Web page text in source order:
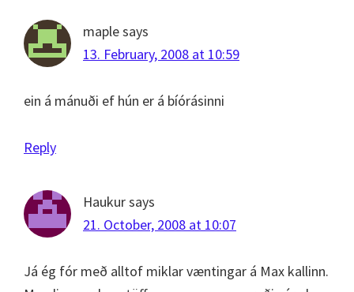
maplesays
13. February, 2008 at 10:59
ein á mánuði ef hún er á bíórásinni
Reply
Haukursays
21. October, 2008 at 10:07
Já ég fór með alltof miklar væntingar á Max kallinn.